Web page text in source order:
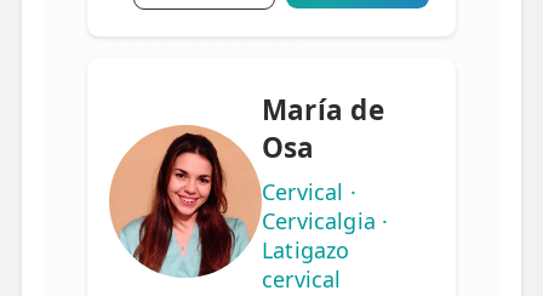
María de
Osa
Cervical ·
Cervicalgia ·
Latigazo
cervical